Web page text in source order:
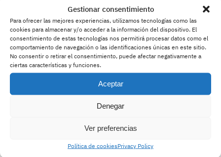
Gestionar consentimiento
Para ofrecer las mejores experiencias, utilizamos tecnologías como las
cookies para almacenar y/o acceder a la información del dispositivo. El
consentimiento de estas tecnologías nos permitirá procesar datos como el
comportamiento de navegación o las identificaciones únicas en este sitio.
No consentir o retirar el consentimiento, puede afectar negativamente a
ciertas características y funciones.
Aceptar
Denegar
Ver preferencias
Política de cookiesPrivacy Policy
Andalucía en la encrucijada existencial:
las seis razones irrefutables para votar
VOX en las próximas elecciones
autonómicas
mayo 15, 2026
Andalucía ante el umbral histórico: las
seis razones decisivas para votar
Podemos en las próximas elecciones
autonómicas
cuidado con los ciervos borrachos que
mayo 14, 2026